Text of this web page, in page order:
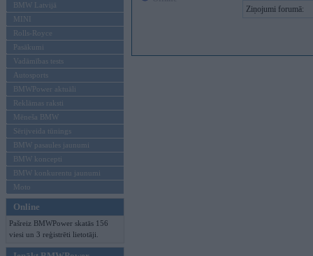
BMW Latvijā
MINI
Rolls-Royce
Pasākumi
Vadāmības tests
Autosports
BMWPower aktuāli
Reklāmas raksti
Mēneša BMW
Sērijveida tūnings
BMW pasaules jaunumi
BMW koncepti
BMW konkurentu jaunumi
Moto
Online
Pašreiz BMWPower skatās 156
viesi un 3 reģistrēti lietotāji.
Ziņojumi forumā: